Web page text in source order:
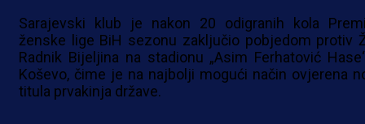
Sarajevski klub je nakon 20 odigranih kola
ženske lige BiH sezonu zaključio pobjedom protiv
Radnik Bijeljina na stadionu „Asim Ferhatović
Koševo, čime je na najbolji mogući način ovjerena
titula prvakinja države.